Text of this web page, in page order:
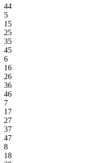
44
5
15
25
35
45
6
16
26
36
46
7
17
27
37
47
8
18